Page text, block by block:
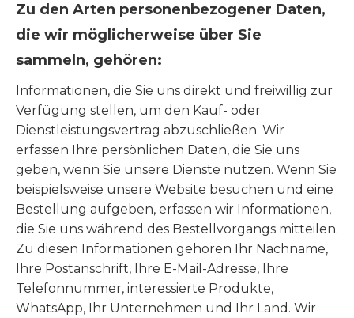
Zu den Arten personenbezogener Daten,
die wir möglicherweise über Sie
sammeln, gehören:
Informationen, die Sie uns direkt und freiwillig zur
Verfügung stellen, um den Kauf- oder
Dienstleistungsvertrag abzuschließen. Wir
erfassen Ihre persönlichen Daten, die Sie uns
geben, wenn Sie unsere Dienste nutzen. Wenn Sie
beispielsweise unsere Website besuchen und eine
Bestellung aufgeben, erfassen wir Informationen,
die Sie uns während des Bestellvorgangs mitteilen.
Zu diesen Informationen gehören Ihr Nachname,
Ihre Postanschrift, Ihre E-Mail-Adresse, Ihre
Telefonnummer, interessierte Produkte,
WhatsApp, Ihr Unternehmen und Ihr Land. Wir